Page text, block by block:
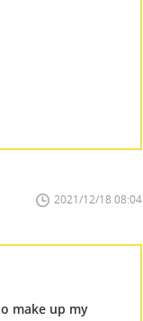
2021/12/18 08:04
make up my